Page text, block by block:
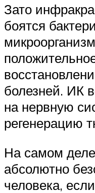
Зато
боятся
болезней. ИК
на нервную
регенерацию
На самом
абсолютно
человека,